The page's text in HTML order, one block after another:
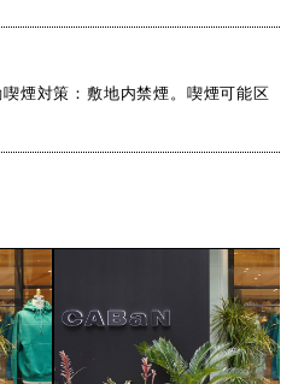
煙対策：敷地内禁煙。喫煙可能区